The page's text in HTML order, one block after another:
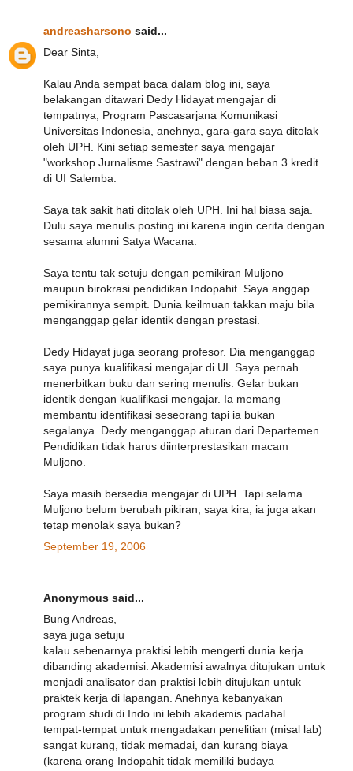
andreasharsono said...
Dear Sinta,
Kalau Anda sempat baca dalam blog ini, saya
belakangan ditawari Dedy Hidayat mengajar di
tempatnya, Program Pascasarjana Komunikasi
Universitas Indonesia, anehnya, gara-gara saya ditolak
oleh UPH. Kini setiap semester saya mengajar
"workshop Jurnalisme Sastrawi" dengan beban 3 kredit
di UI Salemba.
Saya tak sakit hati ditolak oleh UPH. Ini hal biasa saja.
Dulu saya menulis posting ini karena ingin cerita dengan
sesama alumni Satya Wacana.
Saya tentu tak setuju dengan pemikiran Muljono
maupun birokrasi pendidikan Indopahit. Saya anggap
pemikirannya sempit. Dunia keilmuan takkan maju bila
menganggap gelar identik dengan prestasi.
Dedy Hidayat juga seorang profesor. Dia menganggap
saya punya kualifikasi mengajar di UI. Saya pernah
menerbitkan buku dan sering menulis. Gelar bukan
identik dengan kualifikasi mengajar. Ia memang
membantu identifikasi seseorang tapi ia bukan
segalanya. Dedy menganggap aturan dari Departemen
Pendidikan tidak harus diinterprestasikan macam
Muljono.
Saya masih bersedia mengajar di UPH. Tapi selama
Muljono belum berubah pikiran, saya kira, ia juga akan
tetap menolak saya bukan?
September 19, 2006
Anonymous said...
Bung Andreas,
saya juga setuju
kalau sebenarnya praktisi lebih mengerti dunia kerja
dibanding akademisi. Akademisi awalnya ditujukan untuk
menjadi analisator dan praktisi lebih ditujukan untuk
praktek kerja di lapangan. Anehnya kebanyakan
program studi di Indo ini lebih akademis padahal
tempat-tempat untuk mengadakan penelitian (misal lab)
sangat kurang, tidak memadai, dan kurang biaya
(karena orang Indopahit tidak memiliki budaya